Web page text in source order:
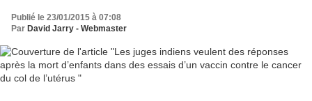
Publié le 23/01/2015 à 07:08
Par David Jarry - Webmaster